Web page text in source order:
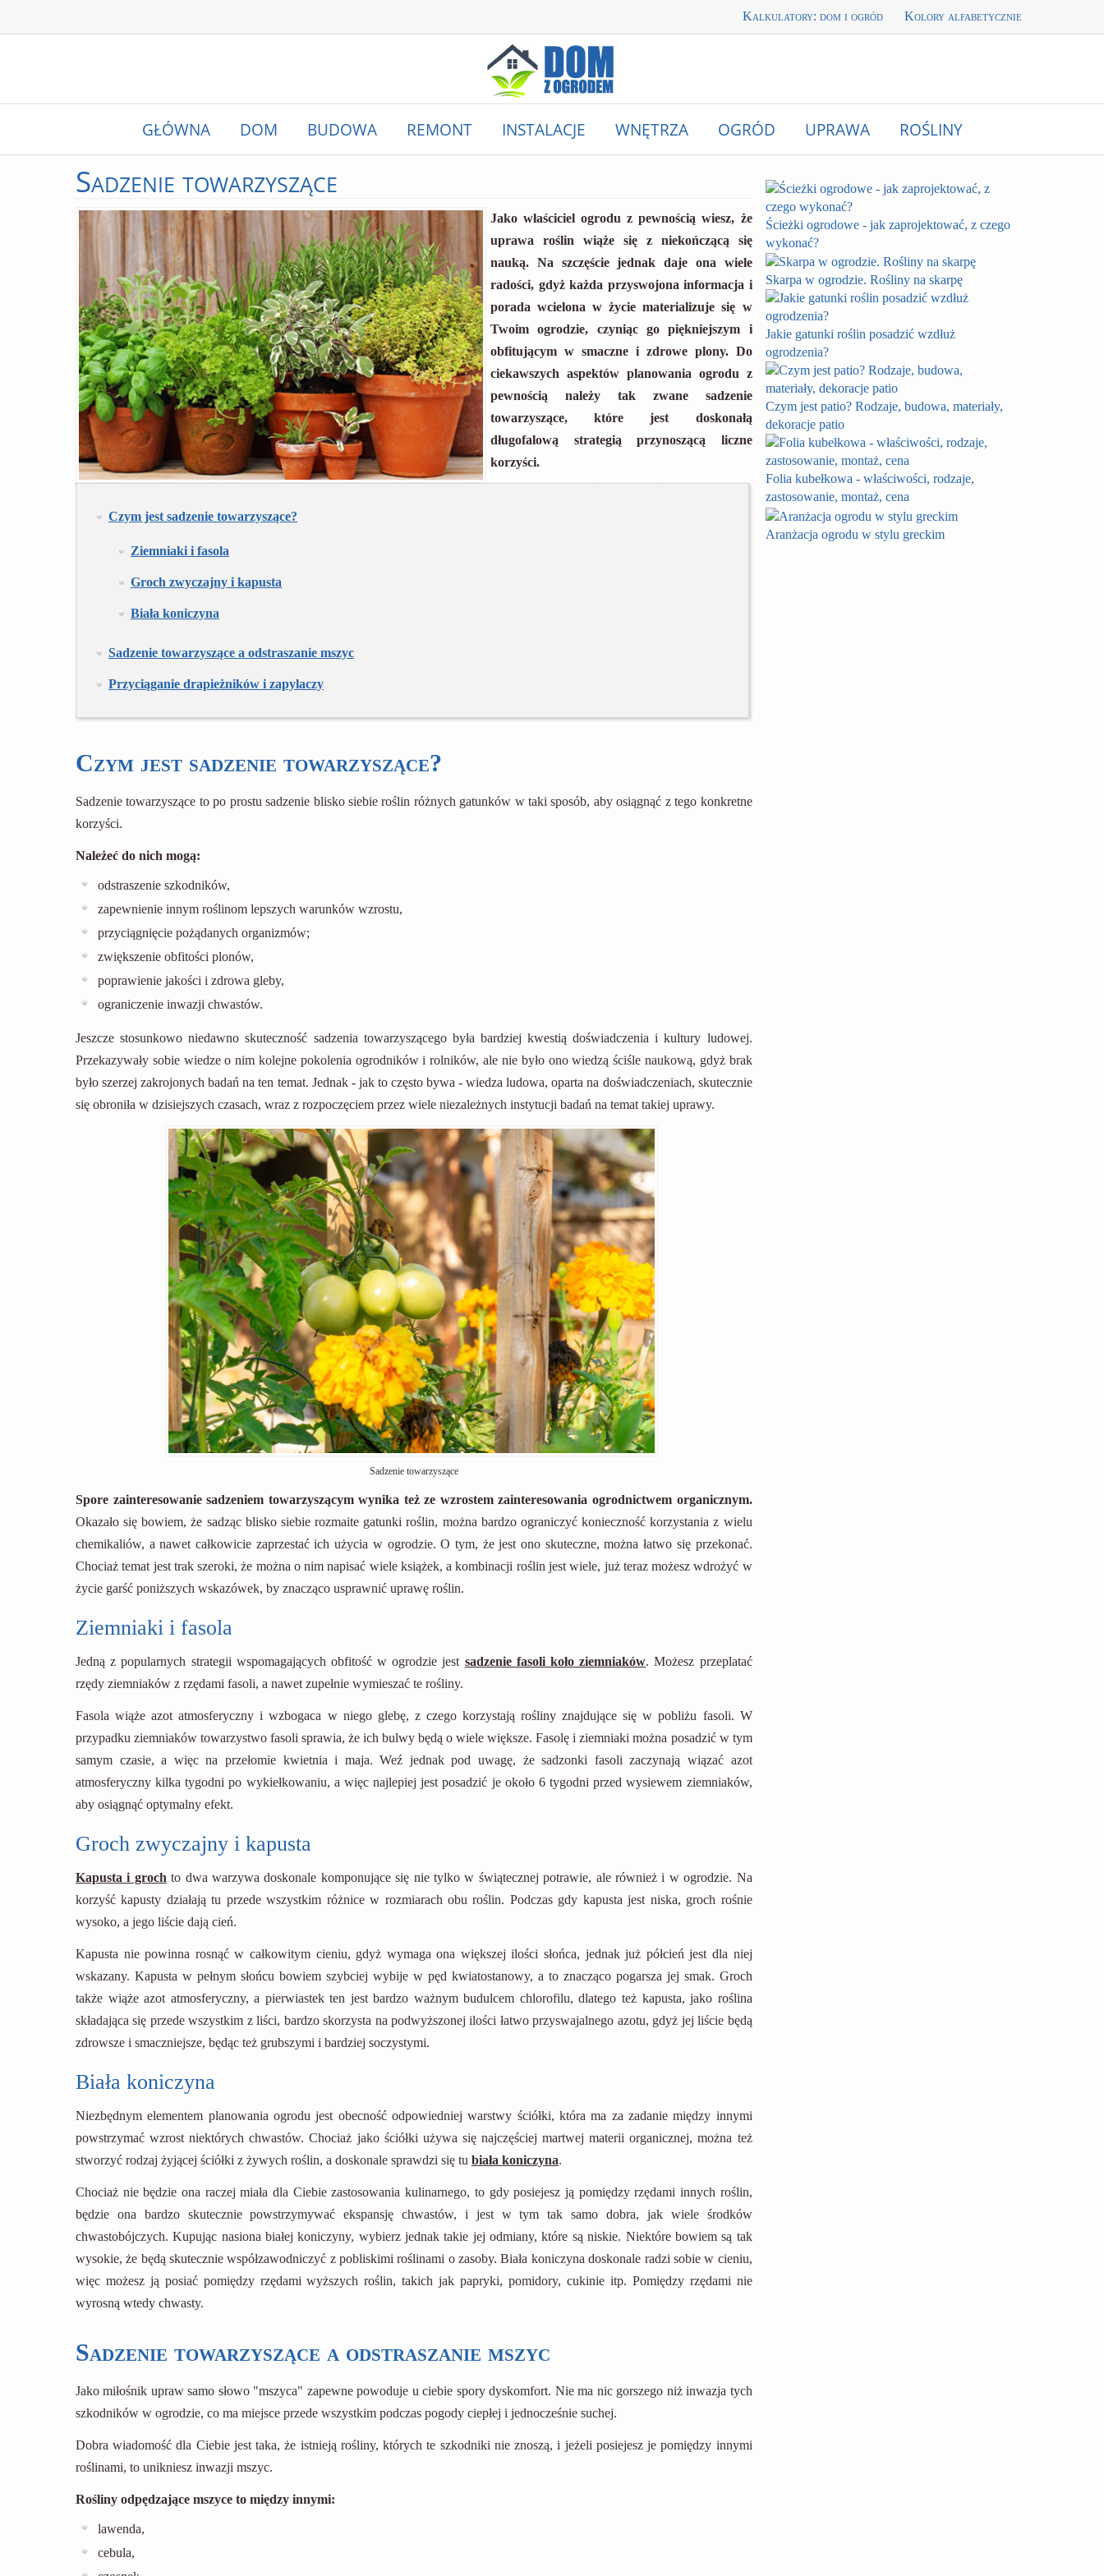
Kalkulatory: dom i ogród Kolory alfabetycznie
GŁÓWNA DOM BUDOWA REMONT INSTALACJE WNĘTRZA OGRÓD UPRAWA ROŚLINY
Sadzenie towarzyszące
Jako właściciel ogrodu z pewnością wiesz, że
uprawa roślin wiąże się z niekończącą się
nauką. Na szczęście jednak daje ona wiele
radości, gdyż każda przyswojona informacja i
porada wcielona w życie materializuje się w
Twoim ogrodzie, czyniąc go piękniejszym i
obfitującym w smaczne i zdrowe plony. Do
ciekawszych aspektów planowania ogrodu z
pewnością należy tak zwane sadzenie
towarzyszące, które jest doskonałą
długofalową strategią przynoszącą liczne
korzyści.
Czym jest sadzenie towarzyszące?
Ziemniaki i fasola
Groch zwyczajny i kapusta
Biała koniczyna
Sadzenie towarzyszące a odstraszanie mszyc
Przyciąganie drapieżników i zapylaczy
Czym jest sadzenie towarzyszące?
Sadzenie towarzyszące to po prostu sadzenie blisko siebie roślin różnych gatunków w taki sposób, aby osiągnąć z tego konkretne
korzyści.
Należeć do nich mogą:
odstraszenie szkodników,
zapewnienie innym roślinom lepszych warunków wzrostu,
przyciągnięcie pożądanych organizmów;
zwiększenie obfitości plonów,
poprawienie jakości i zdrowa gleby,
ograniczenie inwazji chwastów.
Jeszcze stosunkowo niedawno skuteczność sadzenia towarzyszącego była bardziej kwestią doświadczenia i kultury ludowej.
Przekazywały sobie wiedze o nim kolejne pokolenia ogrodników i rolników, ale nie było ono wiedzą ściśle naukową, gdyż brak
było szerzej zakrojonych badań na ten temat. Jednak - jak to często bywa - wiedza ludowa, oparta na doświadczeniach, skutecznie
się obroniła w dzisiejszych czasach, wraz z rozpoczęciem przez wiele niezależnych instytucji badań na temat takiej uprawy.
Sadzenie towarzyszące
Spore zainteresowanie sadzeniem towarzyszącym wynika też ze wzrostem zainteresowania ogrodnictwem organicznym.
Okazało się bowiem, że sadząc blisko siebie rozmaite gatunki roślin, można bardzo ograniczyć konieczność korzystania z wielu
chemikaliów, a nawet całkowicie zaprzestać ich użycia w ogrodzie. O tym, że jest ono skuteczne, można łatwo się przekonać.
Chociaż temat jest trak szeroki, że można o nim napisać wiele książek, a kombinacji roślin jest wiele, już teraz możesz wdrożyć w
życie garść poniższych wskazówek, by znacząco usprawnić uprawę roślin.
Ziemniaki i fasola
Jedną z popularnych strategii wspomagających obfitość w ogrodzie jest sadzenie fasoli koło ziemniaków. Możesz przeplatać
rzędy ziemniaków z rzędami fasoli, a nawet zupełnie wymieszać te rośliny.
Fasola wiąże azot atmosferyczny i wzbogaca w niego glebę, z czego korzystają rośliny znajdujące się w pobliżu fasoli. W
przypadku ziemniaków towarzystwo fasoli sprawia, że ich bulwy będą o wiele większe. Fasolę i ziemniaki można posadzić w tym
samym czasie, a więc na przełomie kwietnia i maja. Weź jednak pod uwagę, że sadzonki fasoli zaczynają wiązać azot
atmosferyczny kilka tygodni po wykiełkowaniu, a więc najlepiej jest posadzić je około 6 tygodni przed wysiewem ziemniaków,
aby osiągnąć optymalny efekt.
Groch zwyczajny i kapusta
Kapusta i groch to dwa warzywa doskonale komponujące się nie tylko w świątecznej potrawie, ale również i w ogrodzie. Na
korzyść kapusty działają tu przede wszystkim różnice w rozmiarach obu roślin. Podczas gdy kapusta jest niska, groch rośnie
wysoko, a jego liście dają cień.
Kapusta nie powinna rosnąć w całkowitym cieniu, gdyż wymaga ona większej ilości słońca, jednak już półcień jest dla niej
wskazany. Kapusta w pełnym słońcu bowiem szybciej wybije w pęd kwiatostanowy, a to znacząco pogarsza jej smak. Groch
także wiąże azot atmosferyczny, a pierwiastek ten jest bardzo ważnym budulcem chlorofilu, dlatego też kapusta, jako roślina
składająca się przede wszystkim z liści, bardzo skorzysta na podwyższonej ilości łatwo przyswajalnego azotu, gdyż jej liście będą
zdrowsze i smaczniejsze, będąc też grubszymi i bardziej soczystymi.
Biała koniczyna
Niezbędnym elementem planowania ogrodu jest obecność odpowiedniej warstwy ściółki, która ma za zadanie między innymi
powstrzymać wzrost niektórych chwastów. Chociaż jako ściółki używa się najczęściej martwej materii organicznej, można też
stworzyć rodzaj żyjącej ściółki z żywych roślin, a doskonale sprawdzi się tu biała koniczyna.
Chociaż nie będzie ona raczej miała dla Ciebie zastosowania kulinarnego, to gdy posiejesz ją pomiędzy rzędami innych roślin,
będzie ona bardzo skutecznie powstrzymywać ekspansję chwastów, i jest w tym tak samo dobra, jak wiele środków
chwastobójczych. Kupując nasiona białej koniczyny, wybierz jednak takie jej odmiany, które są niskie. Niektóre bowiem są tak
wysokie, że będą skutecznie współzawodniczyć z pobliskimi roślinami o zasoby. Biała koniczyna doskonale radzi sobie w cieniu,
więc możesz ją posiać pomiędzy rzędami wyższych roślin, takich jak papryki, pomidory, cukinie itp. Pomiędzy rzędami nie
wyrosną wtedy chwasty.
Sadzenie towarzyszące a odstraszanie mszyc
Jako miłośnik upraw samo słowo "mszyca" zapewne powoduje u ciebie spory dyskomfort. Nie ma nic gorszego niż inwazja tych
szkodników w ogrodzie, co ma miejsce przede wszystkim podczas pogody ciepłej i jednocześnie suchej.
Dobra wiadomość dla Ciebie jest taka, że istnieją rośliny, których te szkodniki nie znoszą, i jeżeli posiejesz je pomiędzy innymi
roślinami, to unikniesz inwazji mszyc.
Rośliny odpędzające mszyce to między innymi:
lawenda,
cebula,
Ścieżki ogrodowe - jak zaprojektować, z czego
wykonać?
Skarpa w ogrodzie. Rośliny na skarpę
Jakie gatunki roślin posadzić wzdłuż
ogrodzenia?
Czym jest patio? Rodzaje, budowa, materiały,
dekoracje patio
Folia kubełkowa - właściwości, rodzaje,
zastosowanie, montaż, cena
Aranżacja ogrodu w stylu greckim